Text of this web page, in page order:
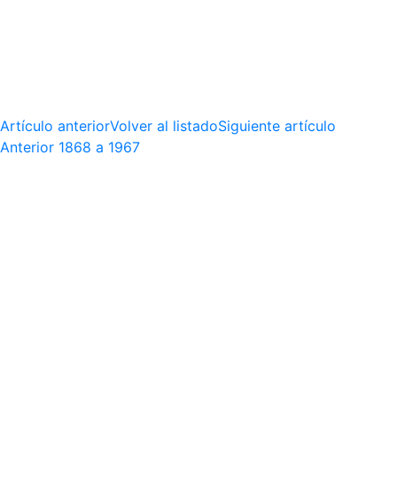
Artículo anteriorVolver al listadoSiguiente artículo
Anterior 1868 a 1967